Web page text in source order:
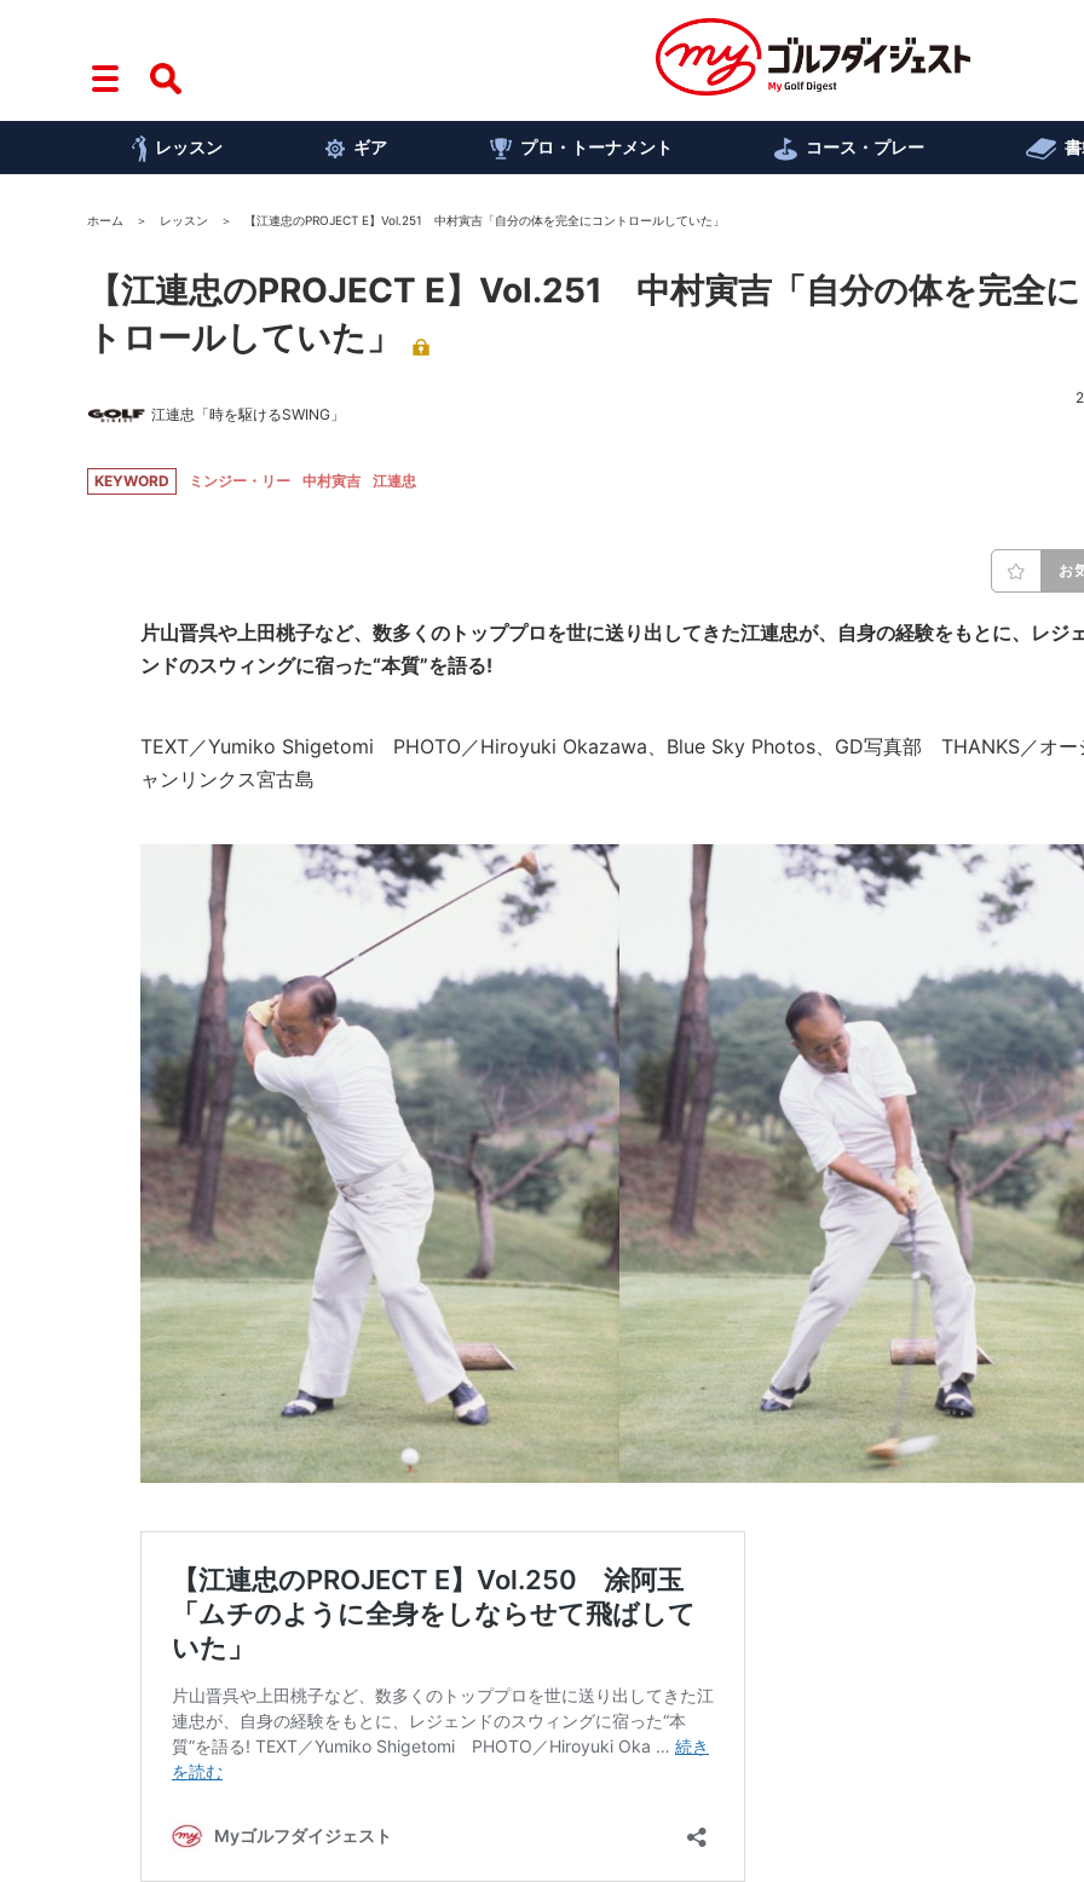
レッスン ギア プロ・トーナメント コース・プレー
ホーム レッスン 【江連忠のPROJECT E】Vol.251 中村寅吉「自分の体を完全にコントロールしていた」
【江連忠のPROJECT E】Vol.251 中村寅吉「自分の体を完全
トロールしていた」
江連忠「時を駆けるSWING」
KEYWORD ミンジー・リー 中村寅吉 江連忠
お
片山晋呉や上田桃子など、数多くのトッププロを世に送り出してきた江連忠が、自身の経験をもとに、レジ
ンドのスウィングに宿った“本質”を語る!
TEXT／Yumiko Shigetomi PHOTO／Hiroyuki Okazawa、Blue Sky Photos、GD写真部 THANKS／オー
ャンリンクス宮古島